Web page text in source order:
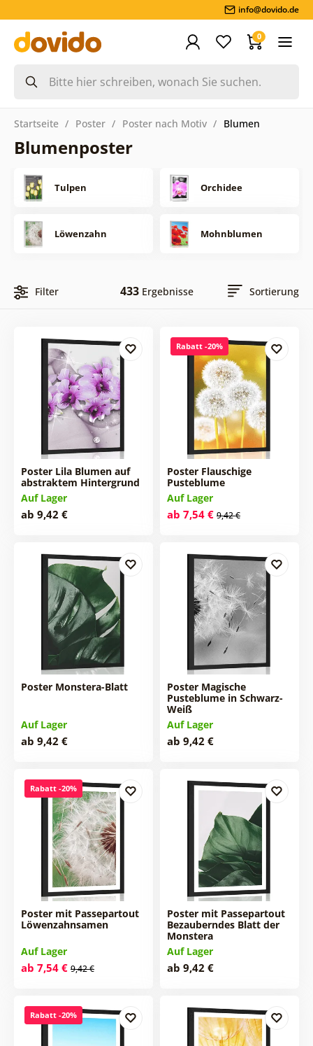
info@dovido.de
0
Startseite Poster Poster nach Motiv Blumen
Blumenposter
Tulpen Orchidee
Löwenzahn Mohnblumen
Filter 433Ergebnisse Sortierung
Poster Lila Blumen auf
abstraktem Hintergrund
Auf Lager
ab 9,42 €
Rabatt -20%
Poster Flauschige
Pusteblume
Auf Lager
ab 7,54 € 9,42 €
Poster Monstera-Blatt
Auf Lager
ab 9,42 €
Poster Magische
Pusteblume in Schwarz-
Weiß
Auf Lager
ab 9,42 €
Rabatt -20%
Poster mit Passepartout
Löwenzahnsamen
Auf Lager
ab 7,54 € 9,42 €
Poster mit Passepartout
Bezauberndes Blatt der
Monstera
Auf Lager
ab 9,42 €
Rabatt -20%